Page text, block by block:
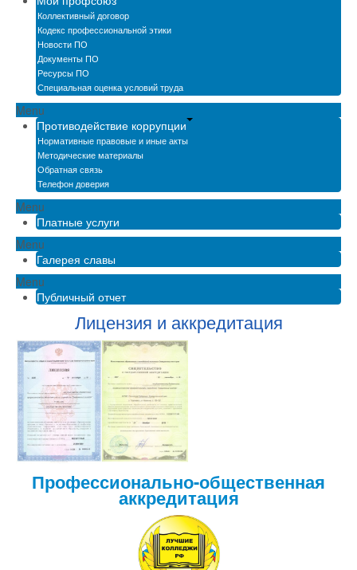
Коллективный договор
Кодекс профессиональной этики
Новости ПО
Документы ПО
Ресурсы ПО
Специальная оценка условий труда
Menu
Противодействие коррупции
Нормативные правовые и иные акты
Методические материалы
Обратная связь
Телефон доверия
Menu
Платные услуги
Menu
Галерея славы
Menu
Публичный отчет
Лицензия и аккредитация
Профессионально-общественная
аккредитация